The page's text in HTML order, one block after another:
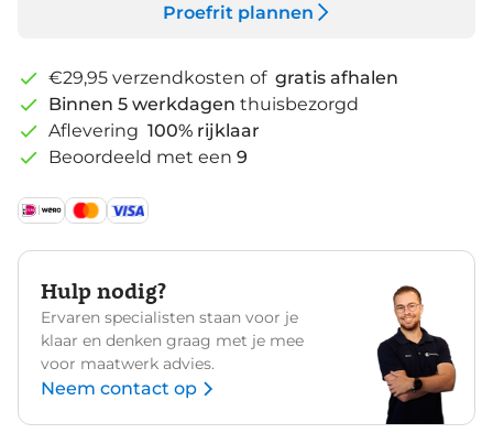
Proefrit plannen
€29,95 verzendkosten of gratis afhalen
Binnen 5 werkdagen thuisbezorgd
Aflevering 100% rijklaar
Beoordeeld met een 9
Hulp nodig?
Ervaren specialisten staan voor je
klaar en denken graag met je mee
voor maatwerk advies.
Neem contact op